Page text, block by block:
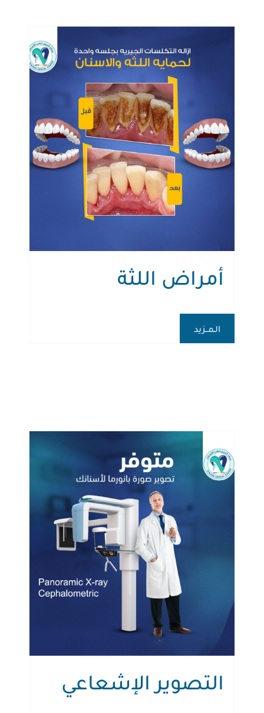
أمراض اللثة
الـمــزيد
التصوير الإشعاعي